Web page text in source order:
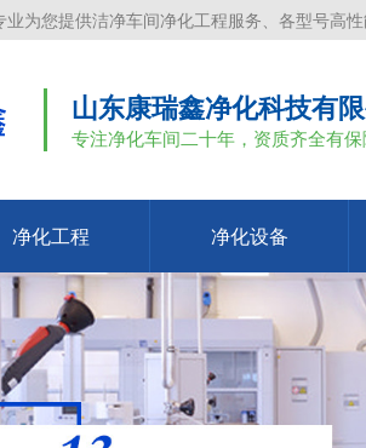
为您提供洁净车间净化工程服务、各型号高性
山东康瑞鑫净化科技有
专注净化车间二十年，资质齐全有保
净化工程 净化设备